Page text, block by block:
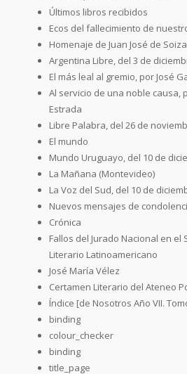
Últimos libros recibidos
Ecos del fallecimiento de
Homenaje de Juan José de
Argentina Libre, del 3 de
El más leal al gremio, por José
Al servicio de una noble causa,
Estrada
Libre Palabra, del 26 de
El mundo
Mundo Uruguayo, del 10 de
La Mañana (Montevideo)
La Voz del Sud, del 10 de
Nuevos mensajes de
Crónica
Fallos del Jurado Nacional en el
Literario Latinoamericano
José María Vélez
Certamen Literario del Ateneo
Índice [de Nosotros Año VII.
binding
colour_checker
binding
title_page